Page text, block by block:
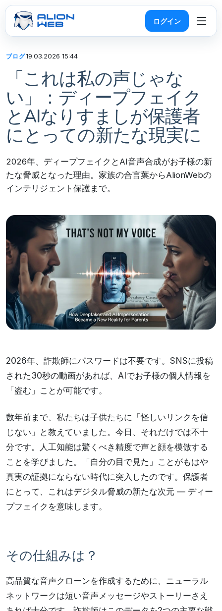
ログイン
ブログ19.03.2026 15:44
「これは私の声じゃな
い」：ディープフェイク
とAIなりすましが保護者
にとっての新たな現実に
2026年、ディープフェイクとAI音声合成がお子様の新
たな脅威となった理由。家族の合言葉からAlionWebの
インテリジェント保護まで。
2026年、詐欺師にパスワードは不要です。SNSに投稿
された30秒の動画があれば、AIでお子様の個人情報を
「盗む」ことが可能です。
数年前まで、私たちは子供たちに「怪しいリンクを信
じない」と教えていました。今日、それだけでは不十
分です。人工知能は驚くべき精度で声と顔を模倣する
ことを学びました。「自分の目で見た」ことがもはや
真実の証拠にならない時代に突入したのです。保護者
にとって、これはデジタル脅威の新たな次元 — ディー
プフェイクを意味します。
その仕組みは？
高品質な音声クローンを作成するために、ニューラル
ネットワークは短い音声メッセージやストーリーさえ